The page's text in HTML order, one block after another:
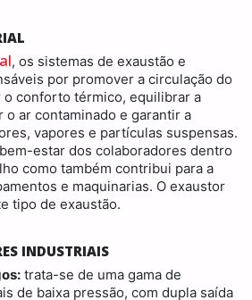
, os sistemas de exaustão e
por promover a circulação do
o conforto térmico, equilibrar a
ar contaminado e garantir a
vapores e partículas suspensas.
estar dos colaboradores dentro
como também contribui para a
e maquinarias. O exaustor
tipo de exaustão.
INDUSTRIAIS
trata-se de uma gama de
de baixa pressão, com dupla saída